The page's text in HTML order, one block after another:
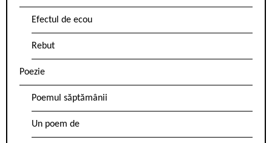
Efectul de ecou
Rebut
Poezie
Poemul săptămânii
Un poem de